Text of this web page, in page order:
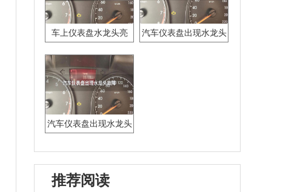
车上仪表盘水龙头亮
汽车仪表盘出现水龙头
汽车仪表盘出现水龙头
推荐阅读